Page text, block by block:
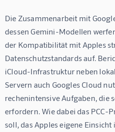
Die Zusammenarbeit mit
dessen Gemini-Modellen
der Kompatibilität mit Apples
Datenschutzstandards auf.
iCloud-Infrastruktur neben
Servern auch Googles Cloud
rechenintensive Aufgaben, die
erfordern. Wie dabei das PCC-
soll, das Apples eigene